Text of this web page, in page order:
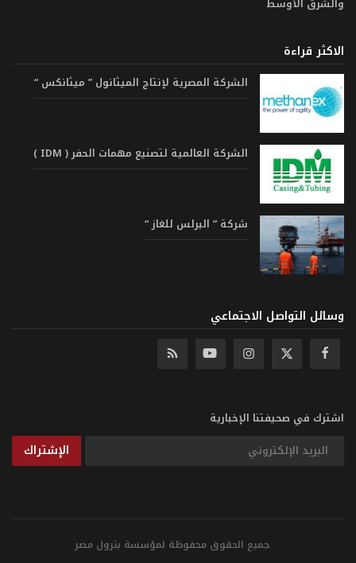
الاكثر قراءة
الشركة المصرية لإنتاج الميثانول ” ميثانكس “
الشركة العالمية لتصنيع مهمات الحفر ( IDM )
شركة ” البرلس للغاز “
وسائل التواصل الاجتماعي
اشترك في صحيفتنا الإخبارية
الإشتراك
جميع الحقوق محفوظة لمؤسسة بترول مصر